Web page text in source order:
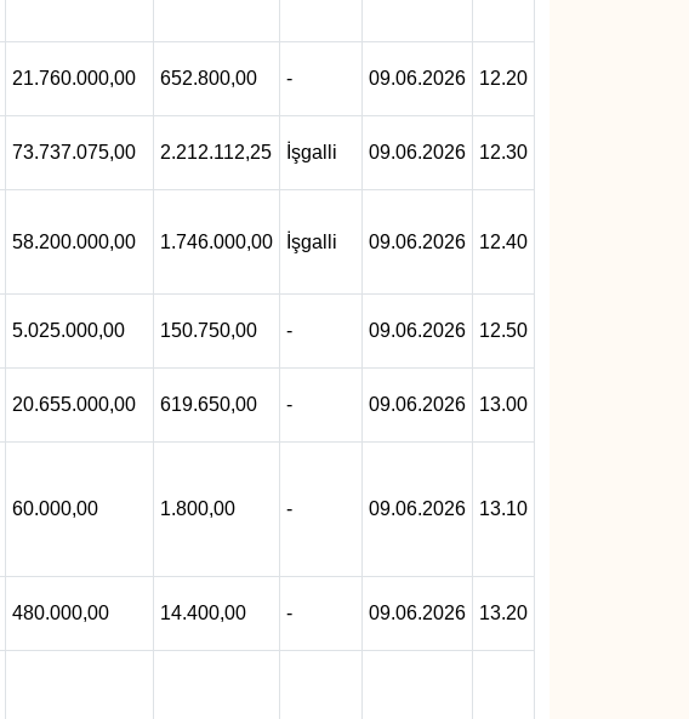
21.760.000,00 652.800,00 - 09.06.2026 12.20
73.737.075,00 2.212.112,25 İşgalli 09.06.2026 12.30
58.200.000,00 1.746.000,00 İşgalli 09.06.2026 12.40
5.025.000,00 150.750,00 - 09.06.2026 12.50
20.655.000,00 619.650,00 - 09.06.2026 13.00
60.000,00 1.800,00 - 09.06.2026 13.10
480.000,00 14.400,00 - 09.06.2026 13.20